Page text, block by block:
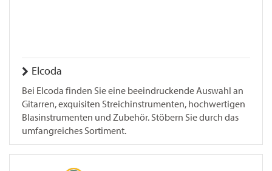
Elcoda
Bei Elcoda finden Sie eine beeindruckende Auswahl an
Gitarren, exquisiten Streichinstrumenten, hochwertigen
Blasinstrumenten und Zubehör. Stöbern Sie durch das
umfangreiches Sortiment.